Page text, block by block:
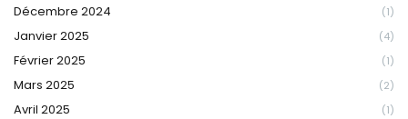
Décembre 2024 (1)
Janvier 2025 (4)
Février 2025 (1)
Mars 2025 (2)
Avril 2025 (1)